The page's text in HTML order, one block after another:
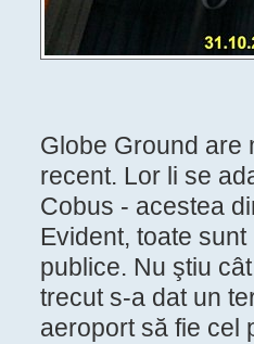
Globe Ground are
recent. Lor li se
Cobus - acestea
Evident, toate
publice. Nu ştiu
trecut s-a dat un
aeroport să fie cel